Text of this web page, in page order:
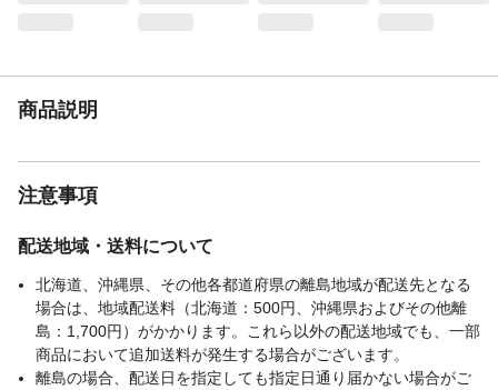
商品説明
注意事項
配送地域・送料について
北海道、沖縄県、その他各都道府県の離島地域が配送先となる
場合は、地域配送料（北海道：500円、沖縄県およびその他離
島：1,700円）がかかります。これら以外の配送地域でも、一部
商品において追加送料が発生する場合がございます。
離島の場合、配送日を指定しても指定日通り届かない場合がご